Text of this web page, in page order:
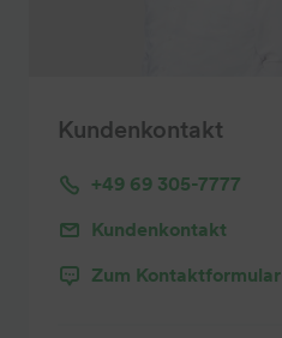
Kundenkontakt
+49 69 305-7777
Kundenkontakt
Zum Kontaktformular